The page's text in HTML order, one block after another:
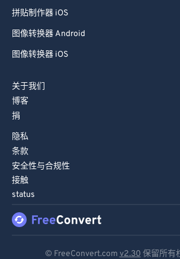
拼贴制作器 iOS
图像转换器 Android
图像转换器 iOS
关于我们
博客
捐
隐私
条款
安全性与合规性
接触
status
© FreeConvert.com v2.30 保留所有